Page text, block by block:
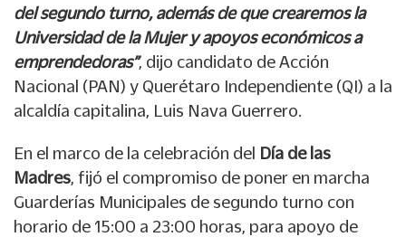
del segundo turno, además de que crearemos la
Universidad de la Mujer y apoyos económicos a
emprendedoras”, dijo candidato de Acción
Nacional (PAN) y Querétaro Independiente (QI) a la
alcaldía capitalina, Luis Nava Guerrero.
En el marco de la celebración del Día de las
Madres, fijó el compromiso de poner en marcha
Guarderías Municipales de segundo turno con
horario de 15:00 a 23:00 horas, para apoyo de